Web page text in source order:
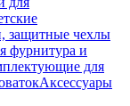
защитные чехлы
фурнитура и
для
Аксессуары